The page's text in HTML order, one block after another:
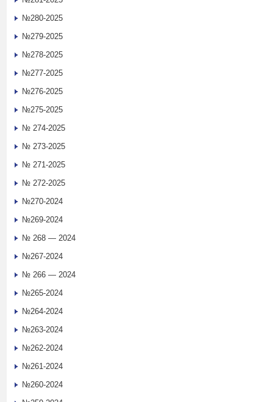
№280-2025
№279-2025
№278-2025
№277-2025
№276-2025
№275-2025
№ 274-2025
№ 273-2025
№ 271-2025
№ 272-2025
№270-2024
№269-2024
№ 268 — 2024
№267-2024
№ 266 — 2024
№265-2024
№264-2024
№263-2024
№262-2024
№261-2024
№260-2024